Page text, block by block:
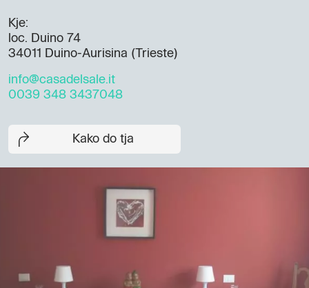
Kje:
loc. Duino 74
34011 Duino-Aurisina (Trieste)
info@casadelsale.it
0039 348 3437048
Kako do tja